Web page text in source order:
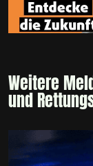
Weitere
und